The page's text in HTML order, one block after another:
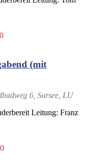
(mit
6, Sursee, LU
Leitung: Franz